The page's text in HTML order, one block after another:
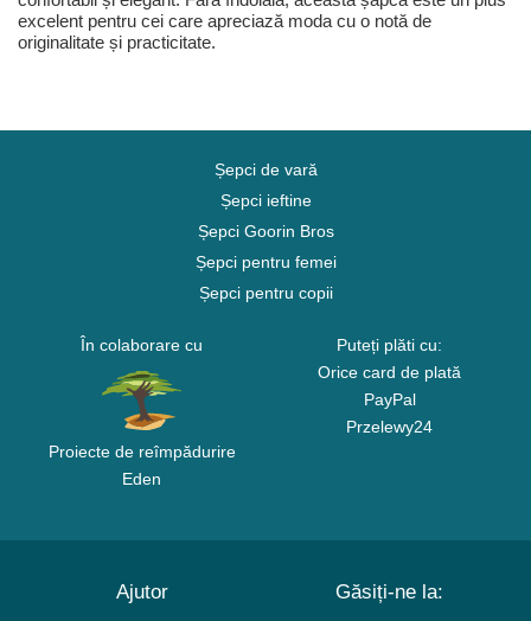
excelent pentru cei care apreciază moda cu o notă de
originalitate și practicitate.
Șepci de vară
Șepci ieftine
Șepci Goorin Bros
Șepci pentru femei
Șepci pentru copii
În colaborare cu
Proiecte de reîmpădurire
Eden
Puteți plăti cu:
Orice card de plată
PayPal
Przelewy24
Ajutor Găsiți-ne la: